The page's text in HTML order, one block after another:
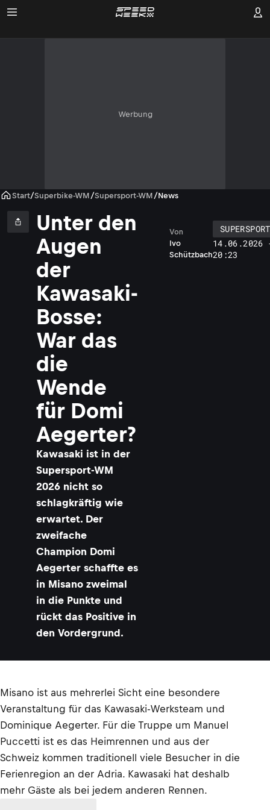
Werbung
Start/Superbike-WM /Supersport-WM /News
Unter den
Augen
der
Kawasaki-
Bosse:
War das
die
Wende
für Domi
Aegerter?
Kawasaki ist in der
Supersport-WM
2026 nicht so
schlagkräftig wie
erwartet. Der
zweifache
Champion Domi
Aegerter schaffte es
in Misano zweimal
in die Punkte und
rückt das Positive in
den Vordergrund.
Ivo
Schützbach
Von
14.06.2026
20:23
Misano ist aus mehrerlei Sicht eine besondere
Veranstaltung für das Kawasaki-Werksteam und
Dominique Aegerter. Für die Truppe um Manuel
Puccetti ist es das Heimrennen und aus der
Schweiz kommen traditionell viele Besucher in die
Ferienregion an der Adria. Kawasaki hat deshalb
mehr Gäste als bei jedem anderen Rennen.